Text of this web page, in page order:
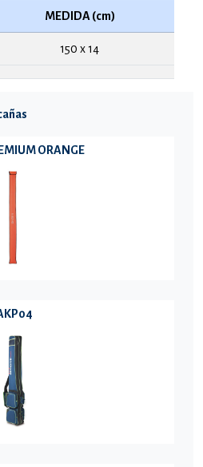
MEDIDA (cm)
150 x 14
ORANGE